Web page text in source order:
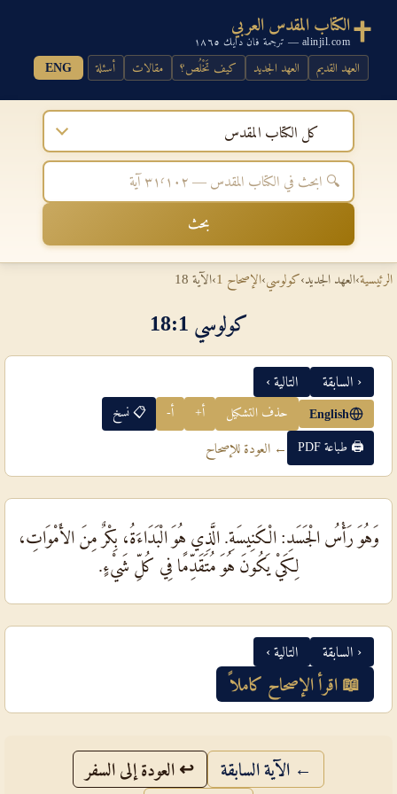
الكتاب المقدس العربي
alinjil.com — ترجمة فان دايك ١٨٦٥
العهد القديم العهد الجديد كيف تَخْلُص؟ مقالات أسئلة ENG
كل الكتاب المقدس
بحث
الرئيسية›العهد الجديد›كولوسي›الإصحاح 1 ›الآية 18
كولوسي 1‏:‏18
‹ السابقة التالية ›
English حذف التشكيل أ+ أ- 📋 نسخ
🖨 طباعة PDF ← العودة للإصحاح
وَهُوَ رَأْسُ الْجَسَدِ: الْكَنِيسَةِ. الَّذِي هُوَ الْبَدَاءَةُ، بِكْرٌ مِنَ الأَمْوَاتِ،
لِكَيْ يَكُونَ هُوَ مُتَقَدِّمًا فِي كُلِّ شَيْءٍ.
‹ السابقة التالية ›
📖 اقرأ الإصحاح كاملاً
← الآية السابقة ↩ العودة إلى السفر